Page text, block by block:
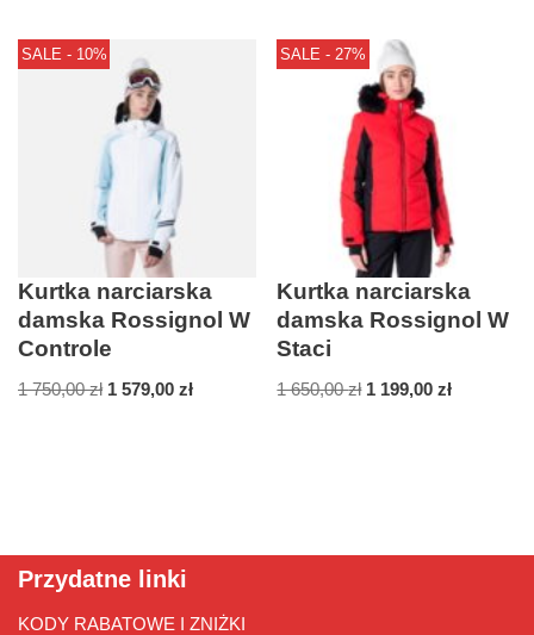
SALE - 10%
Kurtka narciarska
damska Rossignol W
Controle
1 750,00zł 1 579,00 zł
SALE - 27%
Kurtka narciarska
damska Rossignol W
Staci
1 650,00zł 1 199,00zł
Przydatne linki
KODY RABATOWE I ZNIŻKI